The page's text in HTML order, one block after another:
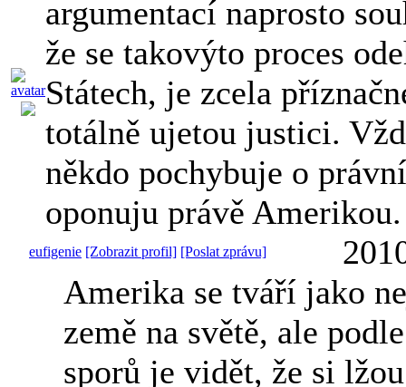
argumentací naprosto
že se takovýto proces
Státech, je zcela
totálně ujetou justici.
někdo pochybuje o
oponuju právě Amerikou.
eufigenie [Zobrazit profil] [Poslat zprávu]
Amerika se tváří jako
země na světě, ale
sporů je vidět, že si